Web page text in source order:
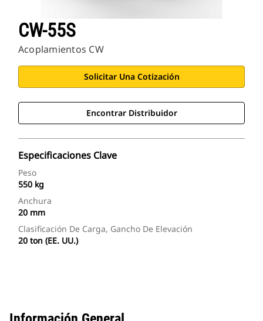
CW-55S
Acoplamientos CW
Solicitar Una Cotización
Encontrar Distribuidor
Especificaciones Clave
Peso
550 kg
Anchura
20 mm
Clasificación De Carga, Gancho De Elevación
20 ton (EE. UU.)